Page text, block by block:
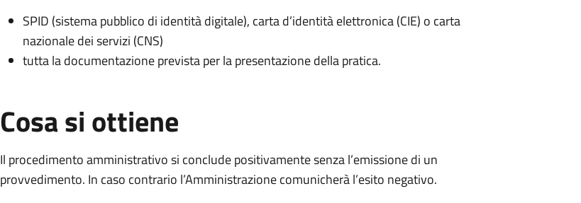
SPID (sistema pubblico di identità digitale), carta d’identità elettronica (CIE) o carta
nazionale dei servizi (CNS)
tutta la documentazione prevista per la presentazione della pratica.
Cosa si ottiene
Il procedimento amministrativo si conclude positivamente senza l’emissione di un
provvedimento. In caso contrario l’Amministrazione comunicherà l’esito negativo.